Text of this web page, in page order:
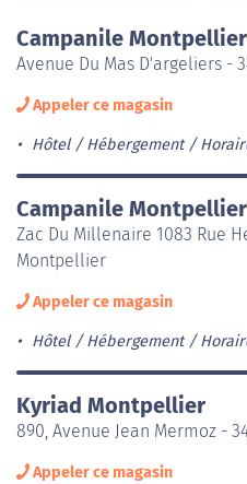
Campanile Montpellier
Avenue Du Mas D'argeliers -
Appeler ce magasin
Hôtel / Hébergement
Campanile Montpellier
Zac Du Millenaire 1083 Rue
Montpellier
Appeler ce magasin
Hôtel / Hébergement
Kyriad Montpellier
890, Avenue Jean Mermoz -
Appeler ce magasin